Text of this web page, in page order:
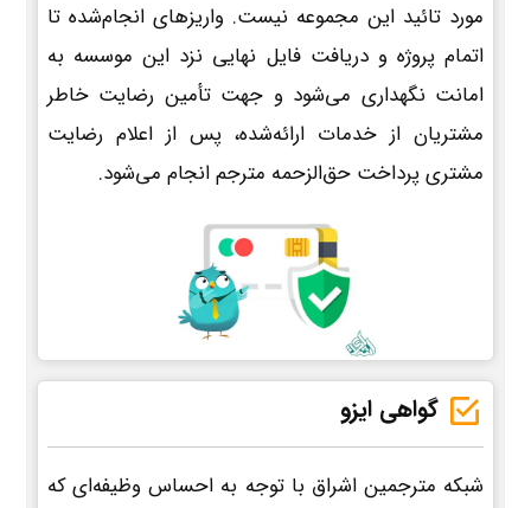
مورد تائید این مجموعه نیست. واریزهای انجام‌شده تا
اتمام پروژه و دریافت فایل نهایی نزد این موسسه به
امانت نگهداری می‌شود و جهت تأمین رضایت خاطر
مشتریان از خدمات ارائه‌شده، پس از اعلام رضایت
مشتری پرداخت حق‌الزحمه مترجم انجام می‌شود.
گواهی ایزو
شبکه مترجمین اشراق با توجه به احساس وظیفه‌ای که